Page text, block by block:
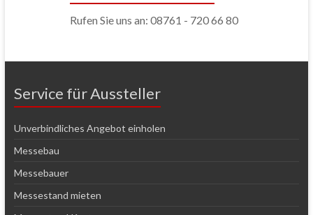
Rufen Sie uns an: 08761 - 720 66 80
Service für Aussteller
Unverbindliches Angebot einholen
Messebau
Messebauer
Messestand mieten